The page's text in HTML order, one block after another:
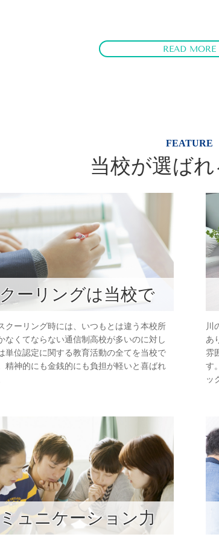
READ MORE
FEATURE
当校が選ば
ーリングは当校で
クーリング時には、いつもとは違う本校所
なくてならない通信制高校が多いのに対し
単位認定に関する教育活動の全てを当校で
精神的にも金銭的にも負担が軽いと喜ばれ
川
あ
雰
す
ッ
ュニケーション力